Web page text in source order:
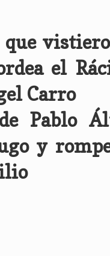
el
Carro
Pablo
y